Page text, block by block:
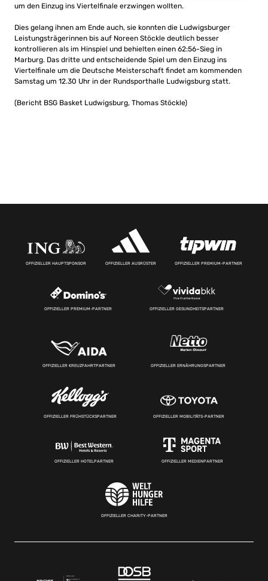
um den Einzug ins Viertelfinale erzwingen wollten.
Dies gelang ihnen am Ende auch, sie konnten die Ludwigsburger
Leistungsträgerinnen bis auf Noreen Stöckle deutlich besser
kontrollieren als im Hinspiel und behielten einen 62:56-Sieg in
Marburg. Das dritte und entscheidende Spiel um den Einzug ins
Viertelfinale um die Deutsche Meisterschaft findet am kommenden
Samstag um 12.30 Uhr in der Rundsporthalle Ludwigsburg statt.
(Bericht BSG Basket Ludwigsburg, Thomas Stöckle)
OFFIZIELLER HAUPTSPONSOR OFFIZIELLER AUSRÜSTER OFFIZIELLER PREMIUM-PARTNER
OFFIZIELLER PREMIUM-PARTNER OFFIZIELLER GESUNDHEITSPARTNER
OFFIZIELLER KREUZFAHRTPARTNER OFFIZIELLER ERNÄHRUNGSPARTNER
OFFIZIELLER FRÜHSTÜCKSPARTNER OFFIZIELLER MOBILITÄTS-PARTNER
OFFIZIELLER HOTELPARTNER OFFIZIELLER MEDIENPARTNER
OFFIZIELLER CHARITY-PARTNER